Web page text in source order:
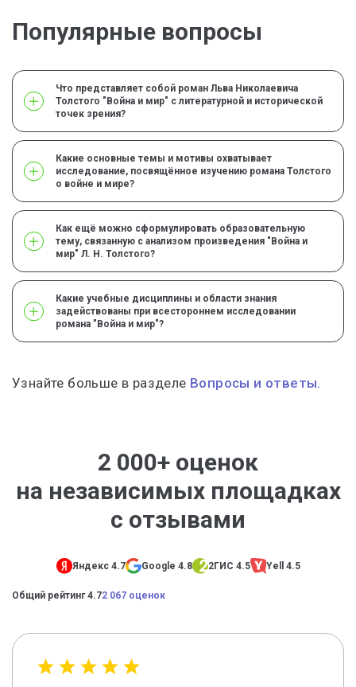
Популярные вопросы
Что представляет собой роман Льва Николаевича
Толстого "Война и мир" с литературной и исторической
точек зрения?
Какие основные темы и мотивы охватывает
исследование, посвящённое изучению романа Толстого
о войне и мире?
Как ещё можно сформулировать образовательную
тему, связанную с анализом произведения "Война и
мир" Л. Н. Толстого?
Какие учебные дисциплины и области знания
задействованы при всестороннем исследовании
романа "Война и мир"?
Узнайте больше в разделе Вопросы и ответы.
2 000+ оценок
на независимых площадках
с отзывами
Яндекс 4.7 Google 4.8 2ГИС 4.5 Yell 4.5
Общий рейтинг 4.72 067 оценок